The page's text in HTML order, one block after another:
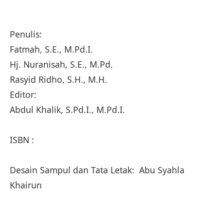
Penulis:
Fatmah, S.E., M.Pd.I.
Hj. Nuranisah, S.E., M.Pd.
Rasyid Ridho, S.H., M.H.
Editor:
Abdul Khalik, S.Pd.I., M.Pd.I.
ISBN :
Desain Sampul dan Tata Letak: Abu Syahla
Khairun